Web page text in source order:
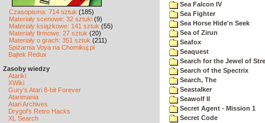
Czasopisma: 714 sztuk (185)
Materiały scenowe: 32 sztuki (9)
Materiały książkowe: 141 sztuk (55)
Materiały firmowe: 27 sztuk (20)
Materiały o grach: 351 sztuk (211)
Spiżarnia Voya na Chomikuj.pl
Bajtek Redux
Zasoby wiedzy
Atariki
XWiki
Gury's Atari 8-bit Forever
Atarimania
Atari Archives
Drygol's Retro Hacks
XL Search
Sea Falcon IV
Sea Fighter
Sea Horse Hide'n Seek
Sea of Zirun
Seafox
Seaquest
Search for the Jewel of
Search of the Spectrix
Search, The
Seastalker
Seawolf II
Secret Agent - Mission 1
Secret Code